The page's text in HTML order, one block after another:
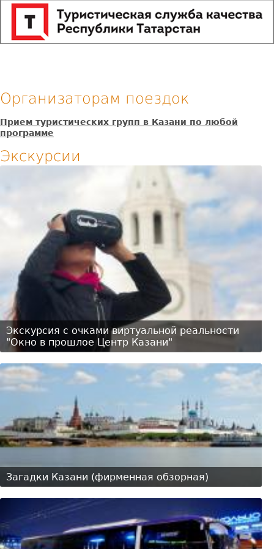
Организаторам поездок
Прием туристических групп в Казани по любой
программе
Экскурсии
Экскурсия с очками виртуальной реальности
"Окно в прошлое Центр Казани"
Загадки Казани (фирменная обзорная)